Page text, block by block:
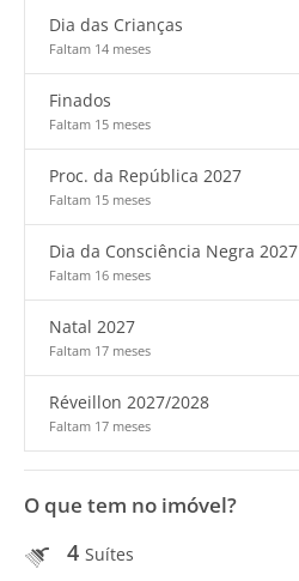
Dia das Crianças
Faltam 14 meses
Finados
Faltam 15 meses
Proc. da República 2027
Faltam 15 meses
Dia da Consciência Negra 2027
Faltam 16 meses
Natal 2027
Faltam 17 meses
Réveillon 2027/2028
Faltam 17 meses
O que tem no imóvel?
4 Suítes